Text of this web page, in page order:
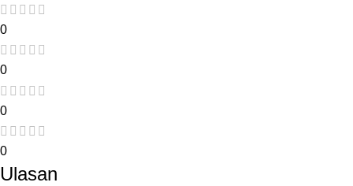
0
0
0
0
Ulasan